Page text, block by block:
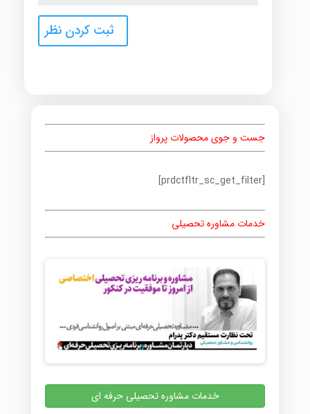
جست و جوی محصولات پرواز
[prdctfltr_sc_get_filter]
خدمات مشاوره تحصیلی
خدمات مشاوره تحصیلی حرفه ای